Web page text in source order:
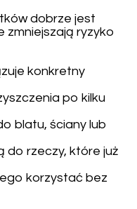
dobrze jest
zmniejszają ryzyko
konkretny
po kilku
blatu, ściany lub
do rzeczy, które już
korzystać bez